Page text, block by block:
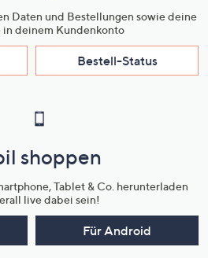
Daten und Bestellungen sowie deine
in deinem Kundenkonto
Bestell-Status
shoppen
Tablet & Co. herunterladen
live dabei sein!
Für Android